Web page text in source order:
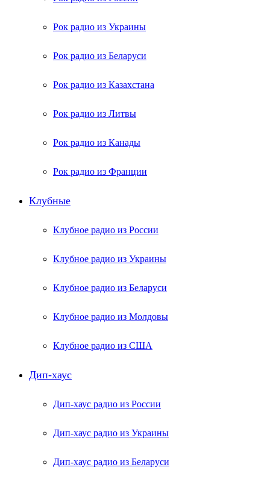
Рок радио из Украины
Рок радио из Беларуси
Рок радио из Казахстана
Рок радио из Литвы
Рок радио из Канады
Рок радио из Франции
Клубные
Клубное радио из России
Клубное радио из Украины
Клубное радио из Беларуси
Клубное радио из Молдовы
Клубное радио из США
Дип-хаус
Дип-хаус радио из России
Дип-хаус радио из Украины
Дип-хаус радио из Беларуси